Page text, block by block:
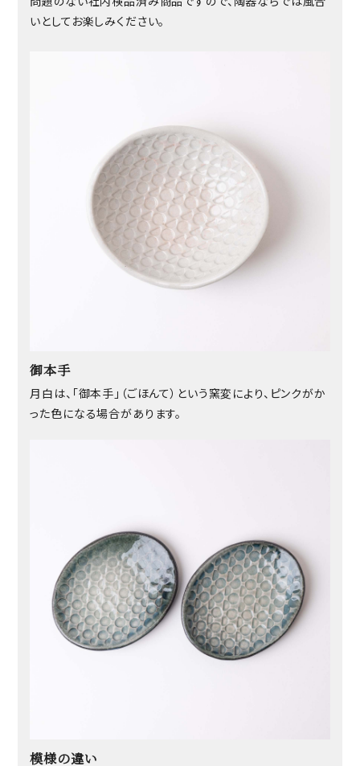
いとしてお楽しみください。
御本手
月白は、「御本手」（ごほんて）という窯変により、ピンクがか
った色になる場合があります。
模様の違い